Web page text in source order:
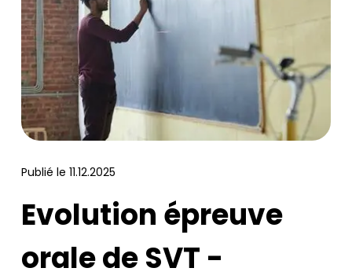
Publié le 11.12.2025
Evolution épreuve
orale de SVT -